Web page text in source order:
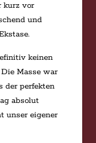
kurz vor
und
keinen
Masse war
der perfekten
absolut
unser eigener